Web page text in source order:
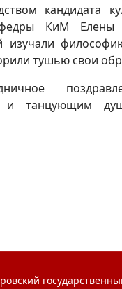
кандидата
КиМ Елены
изучали
тушью свои
и танцующим